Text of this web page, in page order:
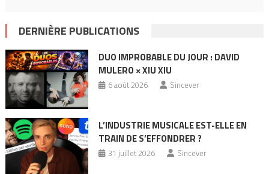
DERNIÈRE PUBLICATIONS
DUO IMPROBABLE DU JOUR : DAVID
MULERO × XIU XIU
6 août 2026 Sincever
L’INDUSTRIE MUSICALE EST-ELLE EN
TRAIN DE S’EFFONDRER ?
31 juillet 2026 Sincever